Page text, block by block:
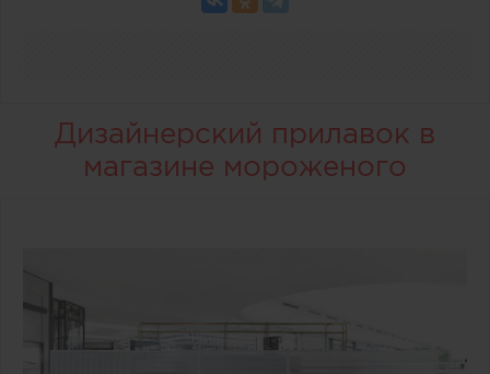
Дизайнерский прилавок в
магазине мороженого